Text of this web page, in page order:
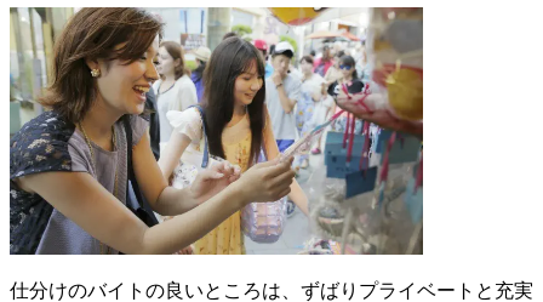
仕分けのバイトの良いところは、ずばりプライベートと充実